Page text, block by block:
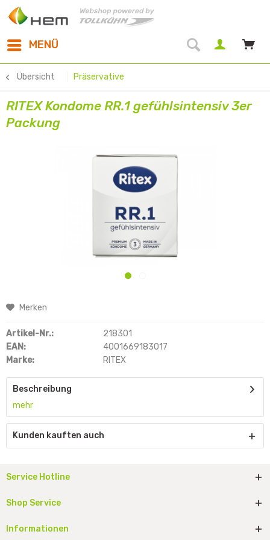
MENÜ
Übersicht Präservative
RITEX Kondome RR.1 gefühlsintensiv 3er
Packung
Merken
Artikel-Nr.:
218301
EAN:
4001669183017
Marke:
RITEX
Beschreibung
mehr
Kunden kauften auch
Service Hotline
Shop Service
Informationen